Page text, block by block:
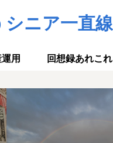
シニア一直線
用 回想録あれこれ